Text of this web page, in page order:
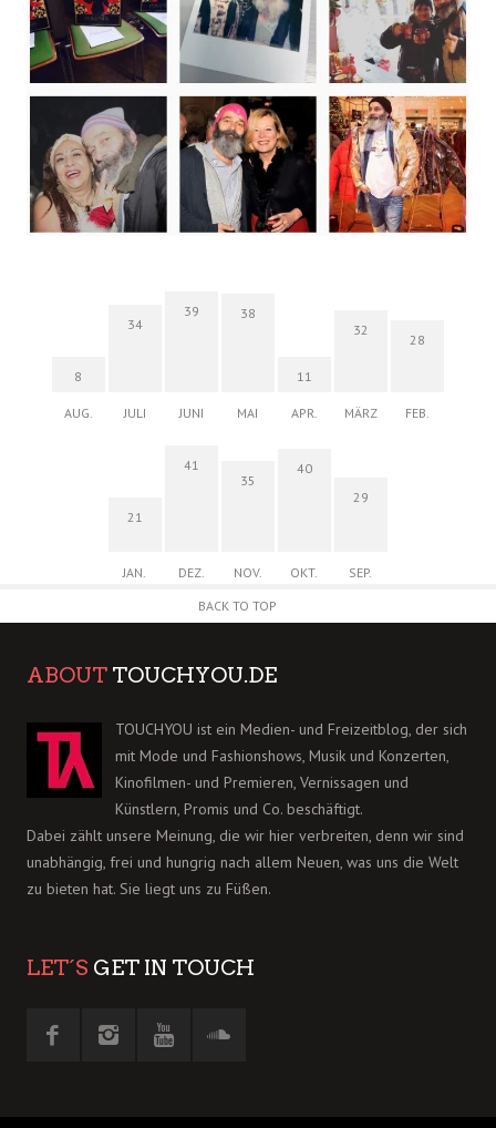
8
AUG.
34
JULI
39
JUNI
38
MAI
11
APR.
32
MÄRZ
28
FEB.
21
JAN.
41
DEZ.
35
NOV.
40
OKT.
29
SEP.
BACK TO TOP
ABOUT TOUCHYOU.DE
TOUCHYOU ist ein Medien- und Freizeitblog, der sich
mit Mode und Fashionshows, Musik und Konzerten,
Kinofilmen- und Premieren, Vernissagen und
Künstlern, Promis und Co. beschäftigt.
Dabei zählt unsere Meinung, die wir hier verbreiten, denn wir sind
unabhängig, frei und hungrig nach allem Neuen, was uns die Welt
zu bieten hat. Sie liegt uns zu Füßen.
LET´S GET IN TOUCH